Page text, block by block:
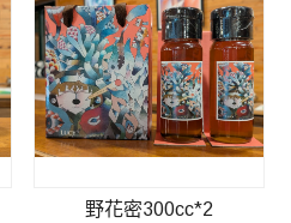
野花密300cc*2